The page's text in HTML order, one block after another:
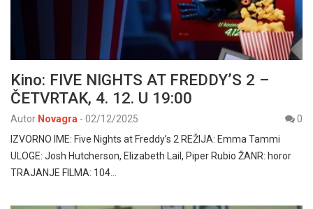
Kino: FIVE NIGHTS AT FREDDY’S 2 –
ČETVRTAK, 4. 12. U 19:00
Autor Novagra - 02/12/2025
0
IZVORNO IME: Five Nights at Freddy’s 2 REŽIJA: Emma Tammi
ULOGE: Josh Hutcherson, Elizabeth Lail, Piper Rubio ŽANR: horor
TRAJANJE FILMA: 104…